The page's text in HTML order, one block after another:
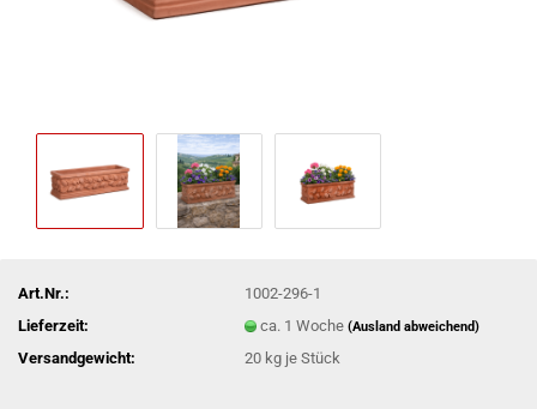
Art.Nr.:
1002-296-1
Lieferzeit:
ca. 1 Woche(Ausland abweichend)
Versandgewicht: 20 kg je Stück